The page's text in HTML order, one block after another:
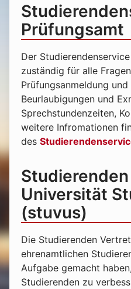
Prüfungsamt
Der
zuständig für alle
Prüfungsanmeldung
Beurlaubigungen und
Sprechstundenzeiten,
weitere Infromationen
des
Universität
(stuvus)
Die Studierenden
ehrenamtlichen
Aufgabe gemacht
Studierenden zu